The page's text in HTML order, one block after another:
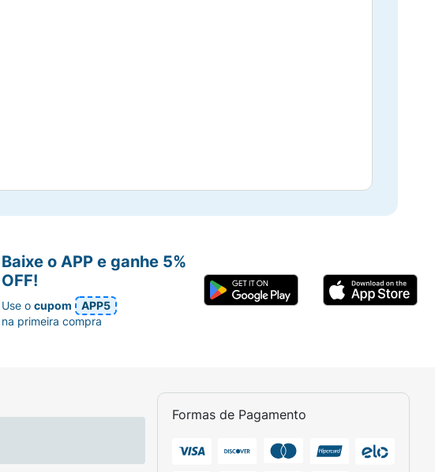
Formas de Pagamento
Baixe o APP e ganhe 5%
OFF!
Use ocupom
APP5
na primeira compra